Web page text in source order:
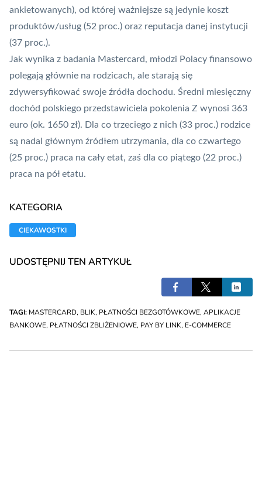
ankietowanych), od której ważniejsze są jedynie koszt
produktów/usług (52 proc.) oraz reputacja danej instytucji
(37 proc.).
Jak wynika z badania Mastercard, młodzi Polacy finansowo
polegają głównie na rodzicach, ale starają się
zdywersyfikować swoje źródła dochodu. Średni miesięczny
dochód polskiego przedstawiciela pokolenia Z wynosi 363
euro (ok. 1650 zł). Dla co trzeciego z nich (33 proc.) rodzice
są nadal głównym źródłem utrzymania, dla co czwartego
(25 proc.) praca na cały etat, zaś dla co piątego (22 proc.)
praca na pół etatu.
KATEGORIA
CIEKAWOSTKI
UDOSTĘPNIJ TEN ARTYKUŁ
TAGI: MASTERCARD, BLIK, PŁATNOŚCI BEZGOTÓWKOWE, APLIKACJE
BANKOWE, PŁATNOŚCI ZBLIŻENIOWE, PAY BY LINK, E-COMMERCE